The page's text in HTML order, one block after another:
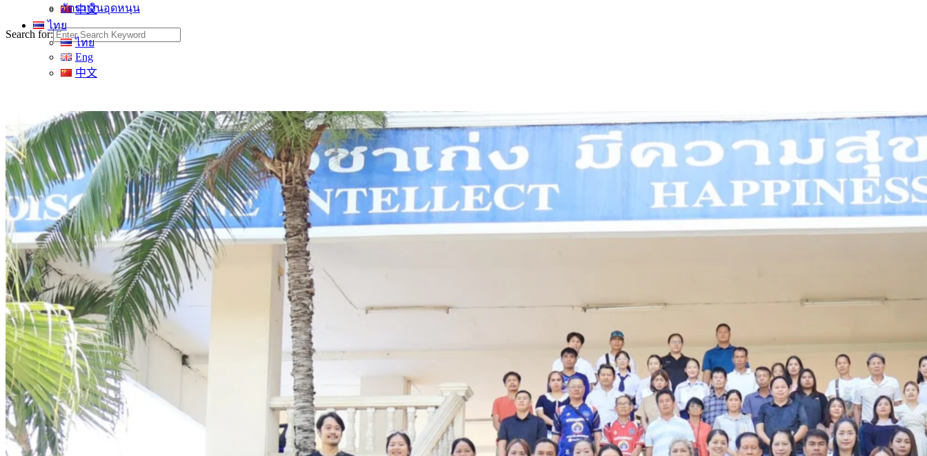
อัตราเงินอุดหนุน
ไทย
ไทย
Eng
中文
中文
Search for: